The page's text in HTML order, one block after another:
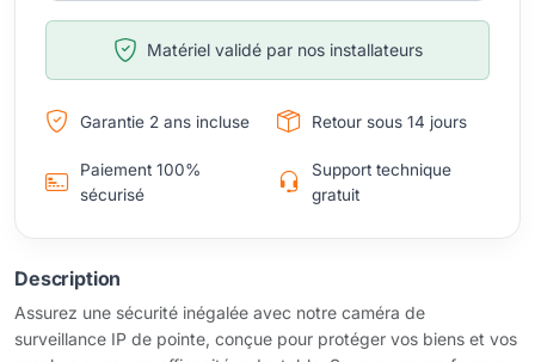
Matériel validé par nos installateurs
Garantie 2 ans incluse Retour sous 14 jours
Paiement 100%
sécurisé
Support technique
gratuit
Description
Assurez une sécurité inégalée avec notre caméra de
surveillance IP de pointe, conçue pour protéger vos biens et vos